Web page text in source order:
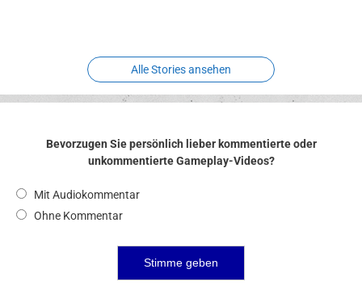
Alle Stories ansehen
Bevorzugen Sie persönlich lieber kommentierte oder
unkommentierte Gameplay-Videos?
Mit Audiokommentar
Ohne Kommentar